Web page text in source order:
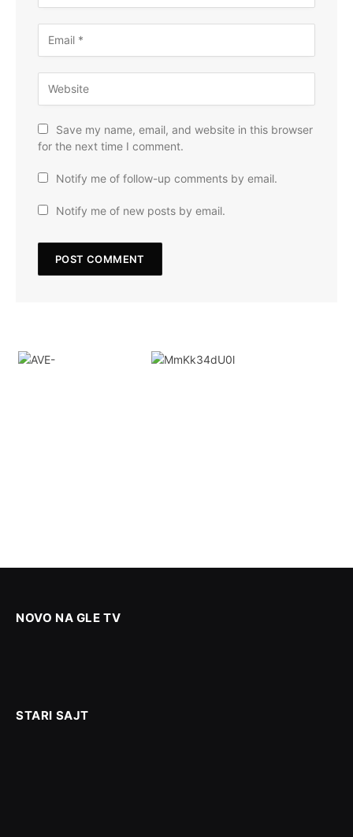
Save my name, email, and website in this browser
for the next time I comment.
Notify me of follow-up comments by email.
Notify me of new posts by email.
NOVO NA GLE TV
STARI SAJT